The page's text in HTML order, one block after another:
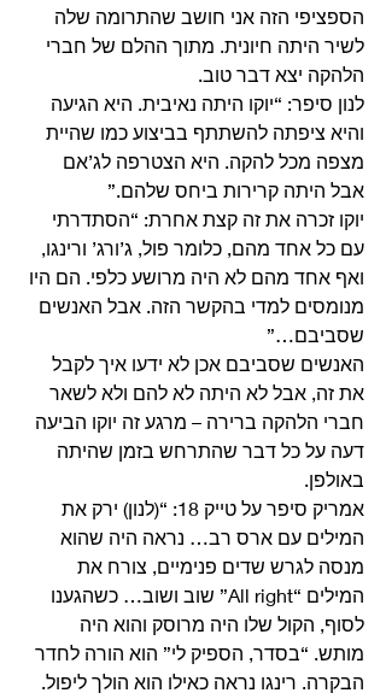
הספציפי הזה אני חושב שהתרומה שלה
לשיר היתה חיונית. מתוך ההלם של חברי
הלהקה יצא דבר טוב.
לנון סיפר: “יוקו היתה נאיבית. היא הגיעה
והיא ציפתה להשתתף בביצוע כמו שהיית
מצפה מכל להקה. היא הצטרפה לג’אם
אבל היתה קרירות ביחס שלהם.”
יוקו זכרה את זה קצת אחרת: “הסתדרתי
עם כל אחד מהם, כלומר פול, ג’ורג’ ורינגו,
ואף אחד מהם לא היה מרושע כלפי. הם היו
מנומסים למדי בהקשר הזה. אבל האנשים
שסביבם…”
האנשים שסביבם אכן לא ידעו איך לקבל
את זה, אבל לא היתה לא להם ולא לשאר
חברי הלהקה ברירה – מרגע זה יוקו הביעה
דעה על כל דבר שהתרחש בזמן שהיתה
באולפן.
אמריק סיפר על טייק 18: “(לנון) ירק את
המילים עם ארס רב… נראה היה שהוא
מנסה לגרש שדים פנימיים, צורח את
המילים “All right” שוב ושוב… כשהגענו
לסוף, הקול שלו היה מרוסק והוא היה
מותש. “בסדר, הספיק לי” הוא הורה לחדר
הבקרה. רינגו נראה כאילו הוא הולך ליפול.